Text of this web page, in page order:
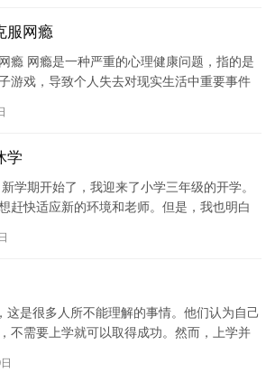
服网瘾
瘾 网瘾是一种严重的心理健康问题，指的是
游戏，导致个人失去对现实生活中重要事件
学
学期开始了，我迎来了小学三年级的开学。
赶快适应新的环境和老师。但是，我也明白
是很多人所不能理解的事情。他们认为自己
不需要上学就可以取得成功。然而，上学并